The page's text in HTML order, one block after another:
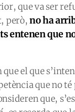
que va ser
però,no ha
entenen que
el que
que no
que,